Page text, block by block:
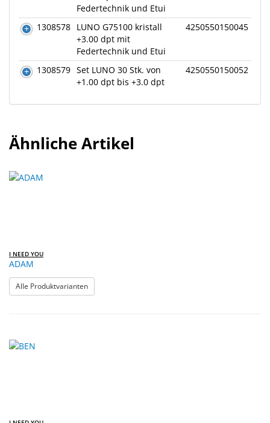
Federtechnik und Etui
1308578 LUNO G75100 kristall
+3.00 dpt mit
Federtechnik und Etui
4250550150045
1308579 Set LUNO 30 Stk. von
+1.00 dpt bis +3.0 dpt
4250550150052
Ähnliche Artikel
I NEED YOU
ADAM
Alle Produktvarianten: ADAM